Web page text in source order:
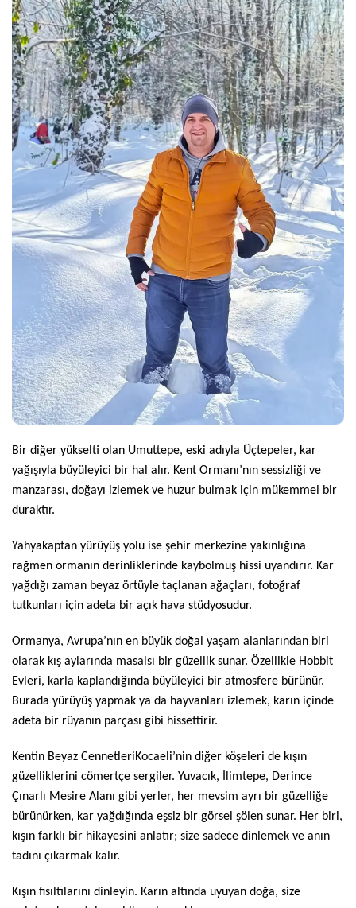
Bir diğer yükselti olan Umuttepe, eski adıyla Üçtepeler, kar
yağışıyla büyüleyici bir hal alır. Kent Ormanı’nın sessizliği ve
manzarası, doğayı izlemek ve huzur bulmak için mükemmel bir
duraktır.
Yahyakaptan yürüyüş yolu ise şehir merkezine yakınlığına
rağmen ormanın derinliklerinde kaybolmuş hissi uyandırır. Kar
yağdığı zaman beyaz örtüyle taçlanan ağaçları, fotoğraf
tutkunları için adeta bir açık hava stüdyosudur.
Ormanya, Avrupa’nın en büyük doğal yaşam alanlarından biri
olarak kış aylarında masalsı bir güzellik sunar. Özellikle Hobbit
Evleri, karla kaplandığında büyüleyici bir atmosfere bürünür.
Burada yürüyüş yapmak ya da hayvanları izlemek, karın içinde
adeta bir rüyanın parçası gibi hissettirir.
Kentin Beyaz CennetleriKocaeli’nin diğer köşeleri de kışın
güzelliklerini cömertçe sergiler. Yuvacık, İlimtepe, Derince
Çınarlı Mesire Alanı gibi yerler, her mevsim ayrı bir güzelliğe
bürünürken, kar yağdığında eşsiz bir görsel şölen sunar. Her biri,
kışın farklı bir hikayesini anlatır; size sadece dinlemek ve anın
tadını çıkarmak kalır.
Kışın fısıltılarını dinleyin. Karın altında uyuyan doğa, size